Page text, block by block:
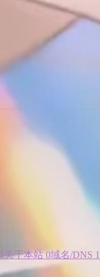
1关于本站0域名/DNS 1